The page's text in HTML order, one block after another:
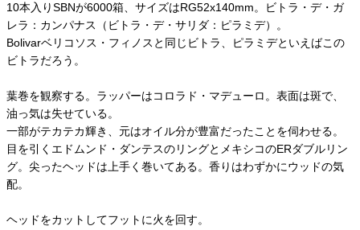
10本入りSBNが6000箱、サイズはRG52x140mm。ビトラ・デ・ガ
レラ：カンパナス（ビトラ・デ・サリダ：ピラミデ）。
Bolivarベリコソス・フィノスと同じビトラ、ピラミデといえばこの
ビトラだろう。
葉巻を観察する。ラッパーはコロラド・マデューロ。表面は斑で、
油っ気は失せている。
一部がテカテカ輝き、元はオイル分が豊富だったことを伺わせる。
目を引くエドムンド・ダンテスのリングとメキシコのERダブルリン
グ。尖ったヘッドは上手く巻いてある。香りはわずかにウッドの気
配。
ヘッドをカットしてフットに火を回す。